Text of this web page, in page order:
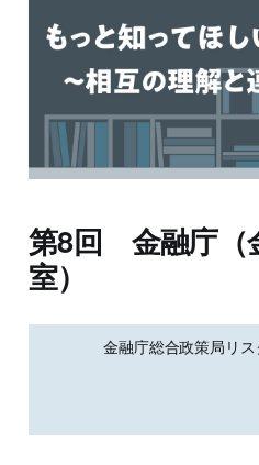
第8回 金融庁（
室）
金融庁総合政策局リ